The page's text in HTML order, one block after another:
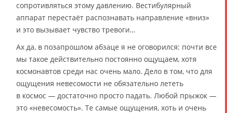
сопротивляться этому давлению. Вестибулярный
аппарат перестаёт распознавать направление «вниз»
и это вызывает чувство тревоги…
Ах да, в позапрошлом абзаце я не оговорился: почти все
мы такое действительно постоянно ощущаем, хотя
космонавтов среди нас очень мало. Дело в том, что для
ощущения невесомости не обязательно лететь
в космос — достаточно просто падать. Любой прыжок —
это «невесомость». Те самые ощущения, хоть и очень